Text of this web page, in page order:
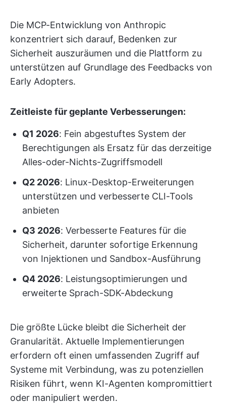
Die MCP-Entwicklung von Anthropic
konzentriert sich darauf, Bedenken zur
Sicherheit auszuräumen und die Plattform zu
unterstützen auf Grundlage des Feedbacks von
Early Adopters.
Zeitleiste für geplante Verbesserungen:
Q1 2026: Fein abgestuftes System der
Berechtigungen als Ersatz für das derzeitige
Alles-oder-Nichts-Zugriffsmodell
Q2 2026: Linux-Desktop-Erweiterungen
unterstützen und verbesserte CLI-Tools
anbieten
Q3 2026: Verbesserte Features für die
Sicherheit, darunter sofortige Erkennung
von Injektionen und Sandbox-Ausführung
Q4 2026: Leistungsoptimierungen und
erweiterte Sprach-SDK-Abdeckung
Die größte Lücke bleibt die Sicherheit der
Granularität. Aktuelle Implementierungen
erfordern oft einen umfassenden Zugriff auf
Systeme mit Verbindung, was zu potenziellen
Risiken führt, wenn KI-Agenten kompromittiert
oder manipuliert werden.